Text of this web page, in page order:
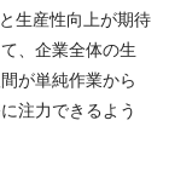
生産性向上が期待
、企業全体の生
が単純作業から
注力できるよう